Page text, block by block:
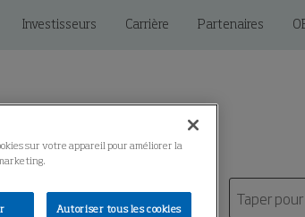
Investisseurs Carrière Partenaires
sur votre appareil pour améliorer la
Autoriser tous les cookies